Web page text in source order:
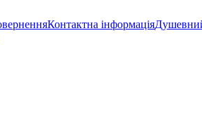
Контактна інформація